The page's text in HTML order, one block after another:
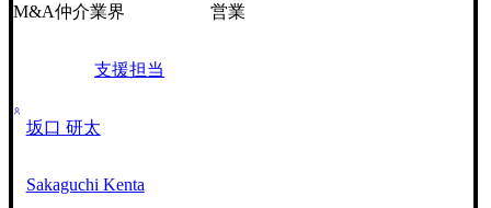
M&A仲介業界 営業
支援担当
坂口 研太
Sakaguchi Kenta